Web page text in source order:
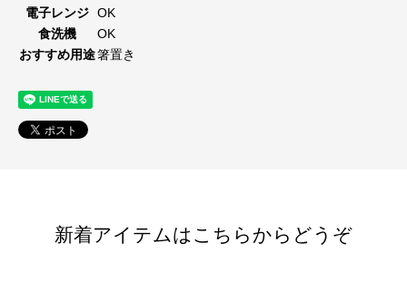
電子レンジ OK
食洗機
OK
おすすめ用途箸置き
新着アイテムはこちらからどうぞ